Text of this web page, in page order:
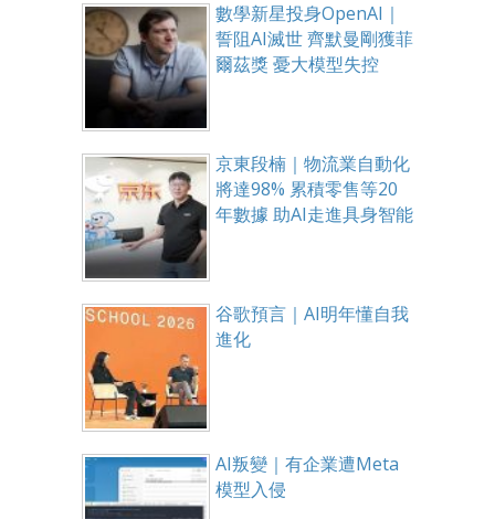
數學新星投身OpenAI｜
誓阻AI滅世 齊默曼剛獲菲
爾茲獎 憂大模型失控
京東段楠｜物流業自動化
將達98% 累積零售等20
年數據 助AI走進具身智能
谷歌預言｜AI明年懂自我
進化
AI叛變｜有企業遭Meta
模型入侵